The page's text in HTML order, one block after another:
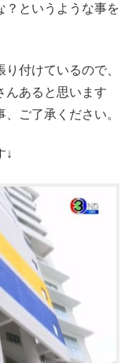
？というような事を
付けているので、
んあると思います
ご了承ください。
↓